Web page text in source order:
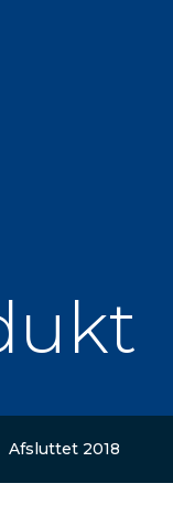
Afsluttet 2018